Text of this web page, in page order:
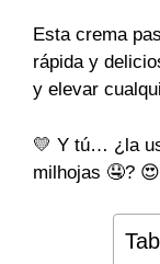
Esta crema
rápida y
y elevar
💛 Y tú… ¿la
milhojas 🤤? 😍